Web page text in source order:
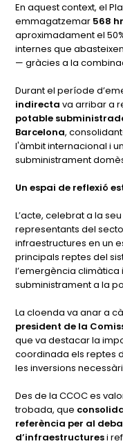
En aquest context, el
emmagatzemar 568
aproximadament el
internes que
— gràcies a la
Durant el període
indirecta va arribar a
potable
Barcelona,
l'àmbit internacional i
subministrament
Un espai de reflexió
L’acte, celebrat a la
representants del
infraestructures en un
principals reptes del
l’emergència
subministrament a la
La cloenda va anar a
president de la
que va destacar la
coordinada els reptes
les inversions
Des de la CCOC es
trobada, que
referència per al
d’infraestructuresi